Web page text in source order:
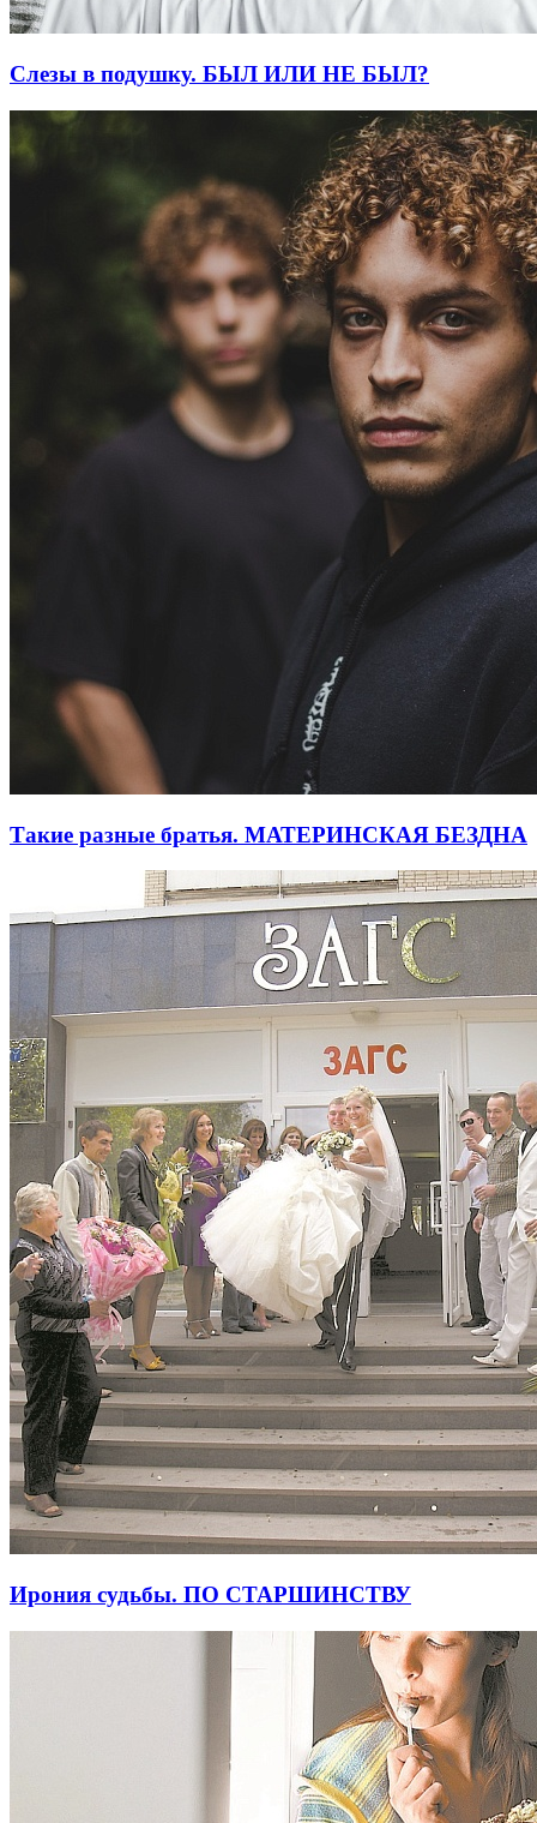
Слезы в подушку. БЫЛ ИЛИ НЕ БЫЛ?
Такие разные братья. МАТЕРИНСКАЯ БЕЗДНА
Ирония судьбы. ПО СТАРШИНСТВУ